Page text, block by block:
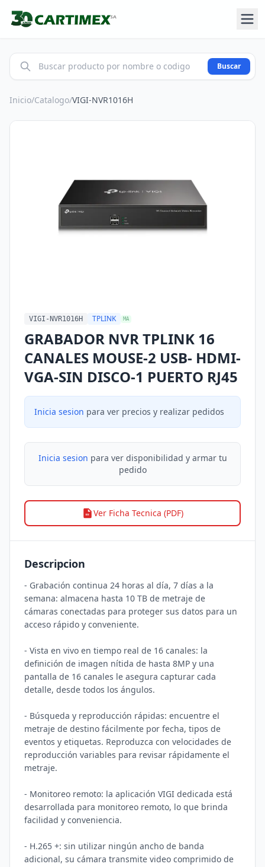
Buscar
Inicio/Catalogo/VIGI-NVR1016H
VIGI-NVR1016H TPLINK MA
GRABADOR NVR TPLINK 16
CANALES MOUSE-2 USB- HDMI-
VGA-SIN DISCO-1 PUERTO RJ45
Inicia sesion para ver precios y realizar pedidos
Inicia sesion para ver disponibilidad y armar tu
pedido
Ver Ficha Tecnica (PDF)
Descripcion
- Grabación continua 24 horas al día, 7 días a la
semana: almacena hasta 10 TB de metraje de
cámaras conectadas para proteger sus datos para un
acceso rápido y conveniente.
- Vista en vivo en tiempo real de 16 canales: la
definición de imagen nítida de hasta 8MP y una
pantalla de 16 canales le asegura capturar cada
detalle, desde todos los ángulos.
- Búsqueda y reproducción rápidas: encuentre el
metraje de destino fácilmente por fecha, tipos de
eventos y etiquetas. Reproduzca con velocidades de
reproducción variables para revisar rápidamente el
metraje.
- Monitoreo remoto: la aplicación VIGI dedicada está
desarrollada para monitoreo remoto, lo que brinda
facilidad y conveniencia.
- H.265 +: sin utilizar ningún ancho de banda
adicional, su cámara transmite video comprimido de